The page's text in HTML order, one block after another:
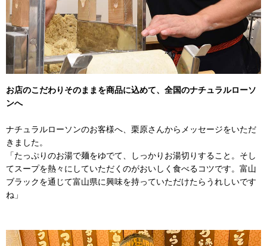
お店のこだわりそのままを商品に込めて、全国のナチュラルローソ
ンへ
ナチュラルローソンのお客様へ、栗原さんからメッセージをいただ
きました。
「たっぷりのお湯で麺をゆでて、しっかりお湯切りすること。そし
てスープを熱々にしていただくのがおいしく食べるコツです。富山
ブラックを通じて富山県に興味を持っていただけたらうれしいです
ね」